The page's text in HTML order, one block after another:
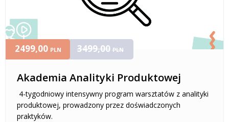
Akademia Analityki Produktowej
4-tygodniowy intensywny program warsztatów z analityki
produktowej, prowadzony przez doświadczonych
praktyków.
2499,00 PLN 3499,00 PLN